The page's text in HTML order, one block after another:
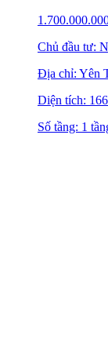
Chủ đầu tư:
Địa chỉ: Yên
Diện tích:
Số tầng: 1